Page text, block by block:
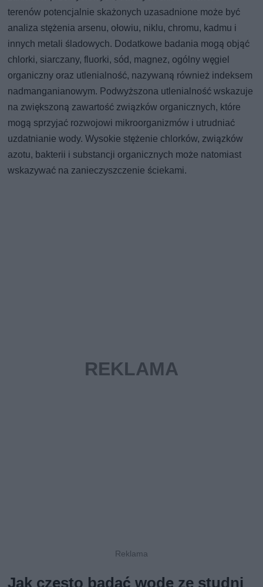
terenów potencjalnie skażonych uzasadnione może być
analiza stężenia arsenu, ołowiu, niklu, chromu, kadmu i
innych metali śladowych. Dodatkowe badania mogą objąć
chlorki, siarczany, fluorki, sód, magnez, ogólny węgiel
organiczny oraz utlenialność, nazywaną również indeksem
nadmanganianowym. Podwyższona utlenialność wskazuje
na zwiększoną zawartość związków organicznych, które
mogą sprzyjać rozwojowi mikroorganizmów i utrudniać
uzdatnianie wody. Wysokie stężenie chlorków, związków
azotu, bakterii i substancji organicznych może natomiast
wskazywać na zanieczyszczenie ściekami.
Jak często badać wodę ze studni